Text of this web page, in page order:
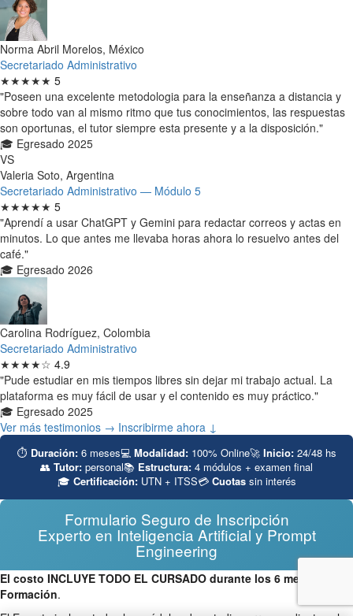
Norma Abril Morelos, México
Secretariado Administrativo
★★★★★ 5
"Poseen una excelente metodologia para la enseñanza a distancia y
sobre todo van al mismo ritmo que tus conocimientos, las respuestas
son oportunas, el tutor siempre esta presente y a la disposición."
🎓 Egresado 2025
VS
Valeria Soto, Argentina
Secretariado Administrativo — Módulo 5
★★★★★ 5
"Aprendí a usar ChatGPT y Gemini para redactar correos y actas en
minutos. Lo que antes me llevaba horas ahora lo resuelvo antes del
café."
🎓 Egresado 2026
Carolina Rodríguez, Colombia
Secretariado Administrativo
★★★★☆ 4.9
"Pude estudiar en mis tiempos libres sin dejar mi trabajo actual. La
plataforma es muy fácil de usar y el contenido es muy práctico."
🎓 Egresado 2025
Ver más testimonios → Inscribirme ahora ↓
⏱ Duración:6 meses💻 Modalidad:100% Online🚀 Inicio:24/48 hs
👥 Tutor: personal📚 Estructura: 4 módulos + examen final
🎓 Certificación:UTN + ITSS💳 Cuotassin interés
Formulario Seguro de Inscripción
Experto en Inteligencia Artificial y Prompt
Engineering
El costo INCLUYE TODO EL CURSADO durante los 6 meses de la
Formación.